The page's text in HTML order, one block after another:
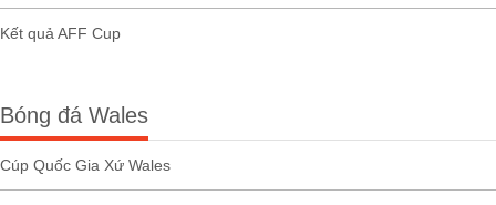
Kết quả AFF Cup
Bóng đá Wales
Cúp Quốc Gia Xứ Wales